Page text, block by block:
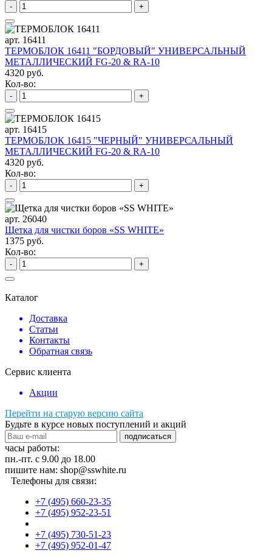
- +
арт. 16411
ТЕРМОБЛОК 16411 "БОРДОВЫЙ" УНИВЕРСАЛЬНЫЙ
МЕТАЛЛИЧЕСКИЙ FG-20 & RA-10
4320 руб.
Кол-во:
- +
арт. 16415
ТЕРМОБЛОК 16415 "ЧЕРНЫЙ" УНИВЕРСАЛЬНЫЙ
МЕТАЛЛИЧЕСКИЙ FG-20 & RA-10
4320 руб.
Кол-во:
- +
арт. 26040
Щетка для чистки боров «SS WHITE»
1375 руб.
Кол-во:
- +
Каталог
Доставка
Статьи
Контакты
Обратная связь
Сервис клиента
Акции
Перейти на старую версию сайта
Будьте в курсе новых поступлений и акций
подписаться
часы работы:
пн.-пт. с 9.00 до 18.00
пишите нам: shop@sswhite.ru
Телефоны для связи:
+7 (495) 660-23-35
+7 (495) 952-23-51
+7 (495) 730-51-23
+7 (495) 952-01-47